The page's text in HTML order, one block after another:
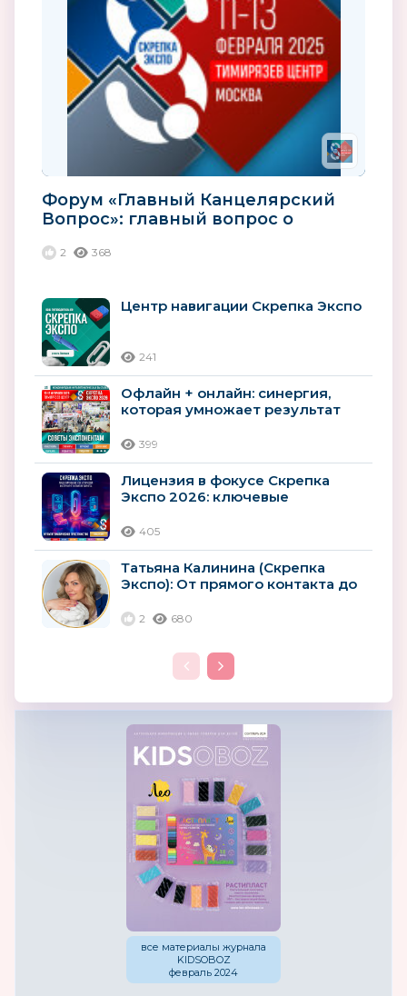
Форум «Главный Канцелярский
Вопрос»: главный вопрос о
2 368
Центр навигации Скрепка Экспо
241
Офлайн + онлайн: синергия,
которая умножает результат
399
Лицензия в фокусе Скрепка
Экспо 2026: ключевые
лицензионного рынка
405
Татьяна Калинина (Скрепка
Экспо): От прямого контакта до
которые...
2 680
все материалы журнала
KIDSOBOZ
февраль 2024